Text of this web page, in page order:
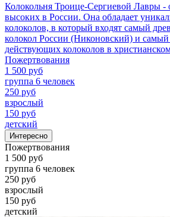
Колокольня Троице-Сергиевой Лавры -
высоких в России. Она обладает
колоколов, в который входят самый
колокол России (Никоновский) и
действующих колоколов в
Пожертвования
1 500 руб
группа 6 человек
250 руб
взрослый
150 руб
детский
Интересно
Пожертвования
1 500 руб
группа 6 человек
250 руб
взрослый
150 руб
детский